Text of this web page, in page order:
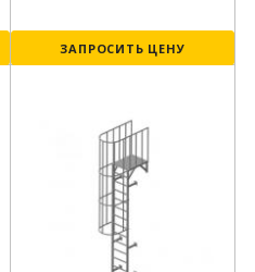
ЗАПРОСИТЬ ЦЕНУ